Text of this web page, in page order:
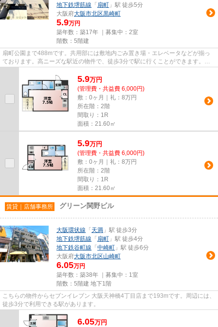
地下鉄堺筋線 「 扇町 」駅 徒歩5分
大阪府大阪市北区黒崎町
5.9万円
築年数：築17年 ｜募集中： 2室
階数：5階建
扇町公園まで488mです。共用部には敷地内ごみ置き場・エレベータなどが揃っ
ております。高ニーズな駅近の物件で、徒歩3分で駅に行くことができます。造
5.9万円
(管理費・共益費 6,000円)
敷：0ヶ月｜礼：8万円
所在階：2階
間取り：1R
面積：21.60㎡
5.9万円
(管理費・共益費 6,000円)
敷：0ヶ月｜礼：8万円
所在階：2階
間取り：1R
面積：21.60㎡
賃貸｜店舗事務所 グリーン関野ビル
大阪環状線 「 天満 」駅 徒歩3分
地下鉄堺筋線 「 扇町 」駅 徒歩4分
地下鉄谷町線 「 中崎町 」駅 徒歩6分
大阪府大阪市北区山崎町
6.05万円
築年数：築38年 ｜募集中： 1室
階数：5階建 地下1階
こちらの物件からセブンイレブン 大阪天神橋4丁目店まで193mです。周辺には、
徒歩3分で利用できる駅があります。
6.05万円